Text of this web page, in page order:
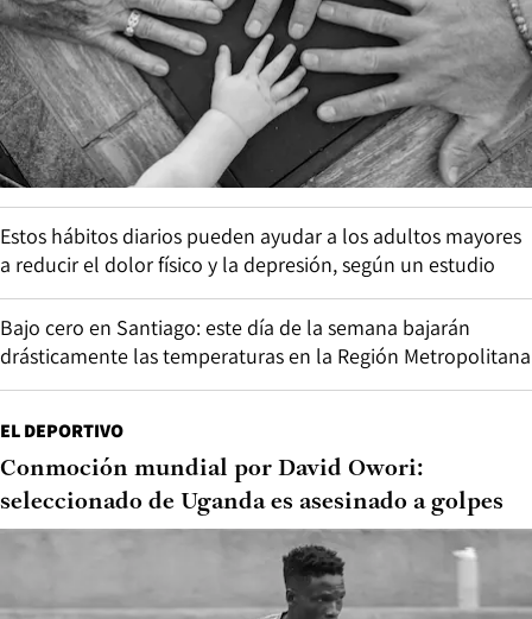
Estos hábitos diarios pueden ayudar a los adultos mayores
a reducir el dolor físico y la depresión, según un estudio
Bajo cero en Santiago: este día de la semana bajarán
drásticamente las temperaturas en la Región Metropolitana
EL DEPORTIVO
Conmoción mundial por David Owori:
seleccionado de Uganda es asesinado a golpes